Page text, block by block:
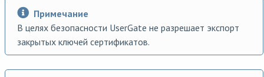
Примечание
В целях безопасности UserGate не разрешает экспорт
закрытых ключей сертификатов.